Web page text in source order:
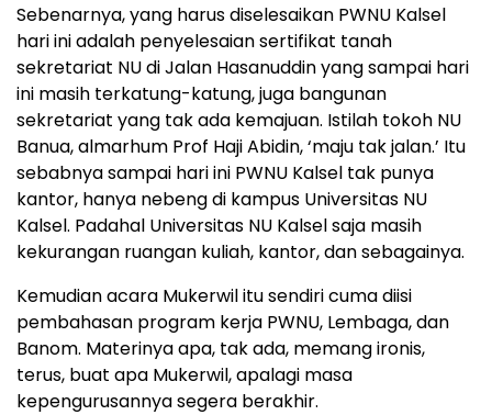
Sebenarnya, yang harus diselesaikan PWNU Kalsel
hari ini adalah penyelesaian sertifikat tanah
sekretariat NU di Jalan Hasanuddin yang sampai hari
ini masih terkatung-katung, juga bangunan
sekretariat yang tak ada kemajuan. Istilah tokoh NU
Banua, almarhum Prof Haji Abidin, ‘maju tak jalan.’ Itu
sebabnya sampai hari ini PWNU Kalsel tak punya
kantor, hanya nebeng di kampus Universitas NU
Kalsel. Padahal Universitas NU Kalsel saja masih
kekurangan ruangan kuliah, kantor, dan sebagainya.
Kemudian acara Mukerwil itu sendiri cuma diisi
pembahasan program kerja PWNU, Lembaga, dan
Banom. Materinya apa, tak ada, memang ironis,
terus, buat apa Mukerwil, apalagi masa
kepengurusannya segera berakhir.